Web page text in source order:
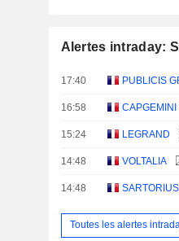
Alertes intraday:
17:40 PUBLICIS
16:58 CAPGEMINI
15:24 LEGRAND
14:48 VOLTALIA
14:48
Toutes les alertes